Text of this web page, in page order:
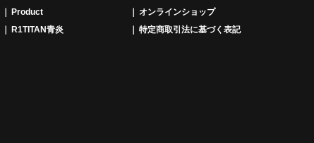
Product
R1TITAN青炎
オンラインショップ
特定商取引法に基づく表記